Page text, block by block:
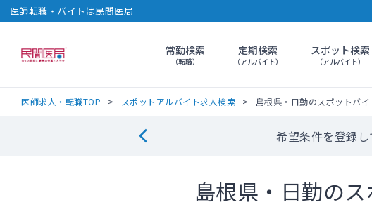
医師転職・バイトは民間医局
民間医局常勤検索
（転職）
定期検索
（アルバイト）
スポット検索
（アルバイト）
医師求人・転職TOP スポットアルバイト求人検索 島根県・日勤のスポットバ
希望条件を登録
島根県・日勤の